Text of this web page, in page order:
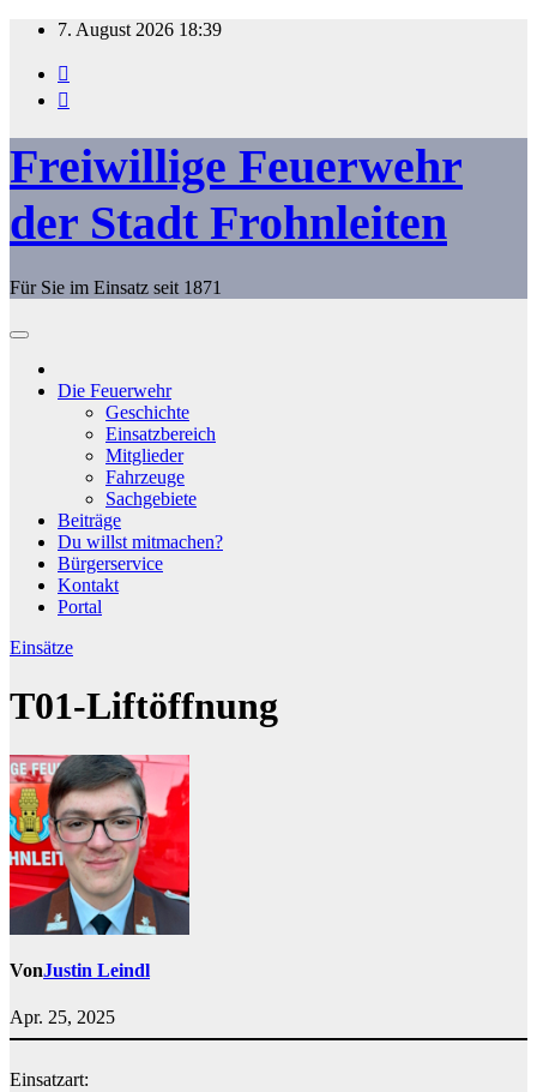
Zum
springen
7. August 2026 18:39
Freiwillige Feuerwehr
der Stadt Frohnleiten
Für Sie im Einsatz seit 1871
Die Feuerwehr
Geschichte
Einsatzbereich
Mitglieder
Fahrzeuge
Sachgebiete
Beiträge
Du willst mitmachen?
Bürgerservice
Kontakt
Portal
Einsätze
T01-Liftöffnung
VonJustin Leindl
Apr. 25, 2025
Einsatzart: